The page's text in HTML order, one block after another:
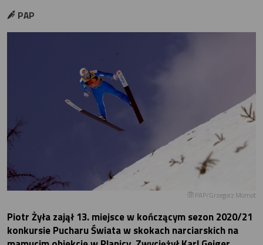
PAP
PAP/Grzegorz Momot
Piotr Żyła zajął 13. miejsce w kończącym sezon 2020/21
konkursie Pucharu Świata w skokach narciarskich na